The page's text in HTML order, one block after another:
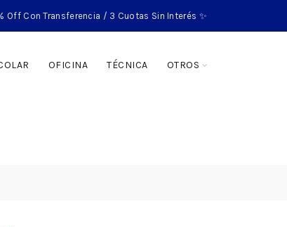
Off Con Transferencia / 3 Cuotas Sin Interés ✨
OFICINA TÉCNICA OTROS